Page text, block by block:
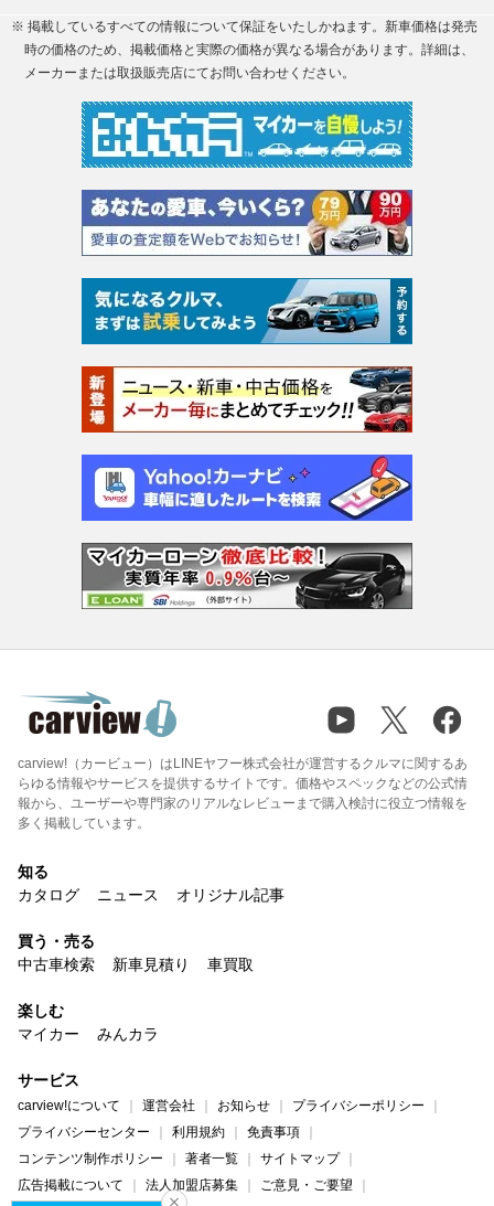
※ 掲載しているすべての情報について保証をいたしかねます。新車価格は発売
時の価格のため、掲載価格と実際の価格が異なる場合があります。詳細は、
メーカーまたは取扱販売店にてお問い合わせください。
carview!（カービュー）はLINEヤフー株式会社が運営するクルマに関するあ
らゆる情報やサービスを提供するサイトです。価格やスペックなどの公式情
報から、ユーザーや専門家のリアルなレビューまで購入検討に役立つ情報を
多く掲載しています。
知る
カタログ
ニュース オリジナル記事
買う・売る
中古車検索
新車見積り 車買取
楽しむ
マイカー
みんカラ
サービス
carview!について 運営会社 お知らせ
プライバシーポリシー
プライバシーセンター
利用規約
免責事項
コンテンツ制作ポリシー
著者一覧
サイトマップ
広告掲載について
法人加盟店募集
ご意見・ご要望